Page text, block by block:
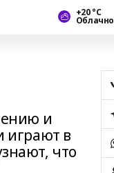
+20 °С
Облачно
и
играют в
что